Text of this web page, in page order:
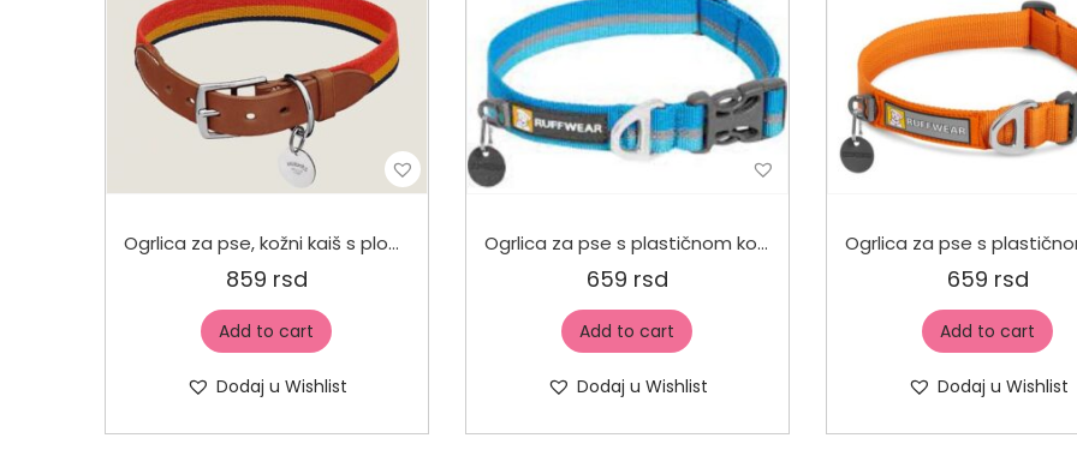
Ogrlica za pse, kožni kaiš s pločicom za ime
859 rsd
Add to cart
Dodaj u Wishlist
Ogrlica za pse s plastičnom kopčom Plava
659 rsd
Add to cart
Dodaj u Wishlist
659 rsd
Add to cart
Dodaj u Wishlist